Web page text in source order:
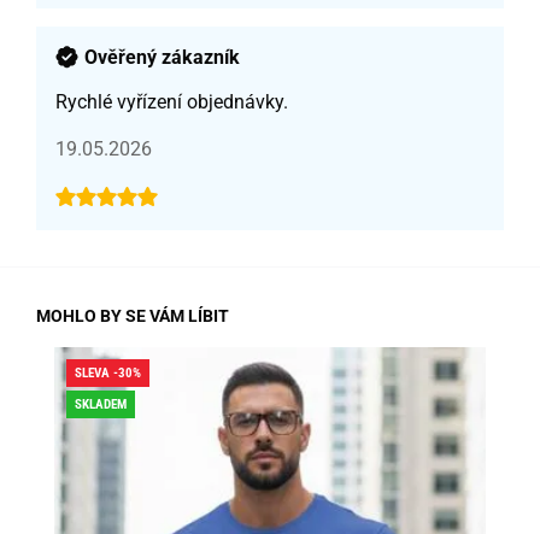
Ověřený zákazník
Rychlé vyřízení objednávky.
19.05.2026
MOHLO BY SE VÁM LÍBIT
SLEVA -30%
SKLADEM